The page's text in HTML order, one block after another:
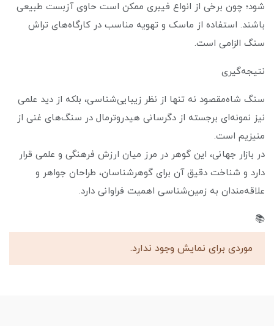
شود؛ چون برخی از انواع فیبری ممکن است حاوی آزبست طبیعی
باشند. استفاده از ماسک و تهویه مناسب در کارگاه‌های تراش
سنگ الزامی است.
نتیجه‌گیری
سنگ شاه‌مقصود نه تنها از نظر زیبایی‌شناسی، بلکه از دید علمی
نیز نمونه‌ای برجسته از دگرسانی هیدروترمال در سنگ‌های غنی از
منیزیم است.
در بازار جهانی، این گوهر در مرز میان ارزش فرهنگی و علمی قرار
دارد و شناخت دقیق آن برای گوهرشناسان، طراحان جواهر و
علاقه‌مندان به زمین‌شناسی اهمیت فراوانی دارد.
📚
موردی برای نمایش وجود ندارد.